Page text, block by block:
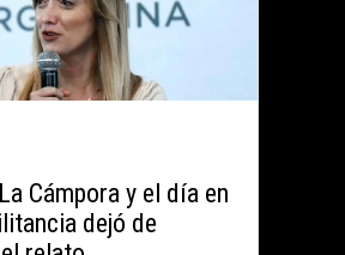
Cámpora y el día en
dejó de